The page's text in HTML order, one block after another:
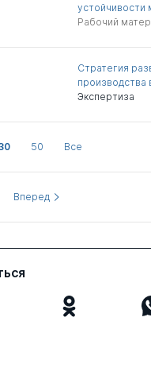
устойчивости
Рабочий
Стратегия
производства
Экспертиза
50 Все
Вперед